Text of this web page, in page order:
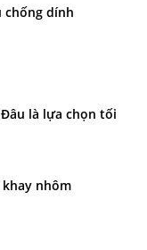
chống dính
là lựa chọn tối
khay nhôm